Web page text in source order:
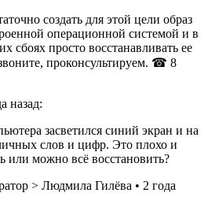
создать для этой цели образ
операционной системой и в
сбоях просто восстанавливать ее
проконсультируем. ☎ 8
назад:
засветился синий экран и на
слов и цифр. Это плохо и
или можно всё восстановить?
> Людмила Гилёва • 2 года